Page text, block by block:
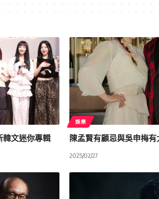
韓文迷你專輯
娛樂
陳孟賢有顧忌與吳申梅
2025/02/27